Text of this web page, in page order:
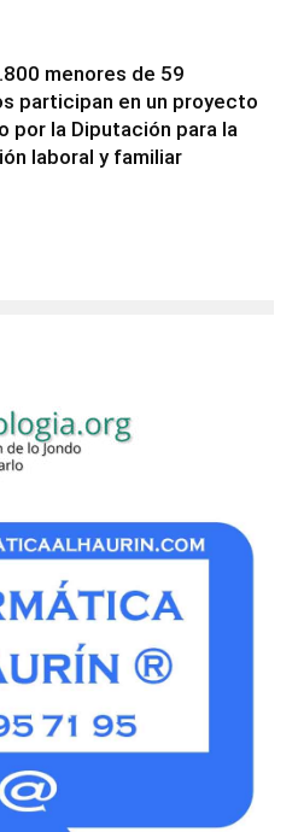
menores de 59
participan en un proyecto
por la Diputación para la
laboral y familiar